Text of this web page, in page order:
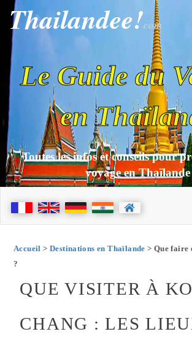
Thailandee!com
Le Guide du
en
Toutes les infos et conseils pour
voyage en Thaïlande
Accueil > Destinations en Thaïlande > Que faire
?
QUE VISITER À
CHANG : LES